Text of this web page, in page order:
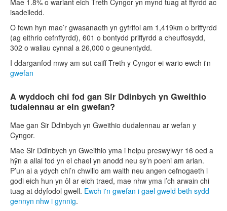
Mae 1.8% o wariant eich Treth Cyngor yn mynd tuag at ffyrdd ac
isadeiledd.
O fewn hyn mae’r gwasanaeth yn gyfrifol am 1,419km o briffyrdd
(ag eithrio cefnffyrdd), 601 o bontydd priffyrdd a cheuffosydd,
302 o waliau cynnal a 26,000 o geunentydd.
I ddarganfod mwy am sut caiff Treth y Cyngor ei wario ewch i'n
gwefan
A wyddoch chi fod gan Sir Ddinbych yn Gweithio
tudalennau ar ein gwefan?
Mae gan Sir Ddinbych yn Gweithio dudalennau ar wefan y
Cyngor.
Mae Sir Ddinbych yn Gweithio yma i helpu preswylwyr 16 oed a
hŷn a allai fod yn ei chael yn anodd neu sy’n poeni am arian.
P’un ai a ydych chi’n chwilio am waith neu angen cefnogaeth i
godi eich hun yn ôl ar eich traed, mae nhw yma i’ch arwain chi
tuag at ddyfodol gwell. Ewch i'n gwefan i gael gweld beth sydd
gennyn nhw i gynnig.